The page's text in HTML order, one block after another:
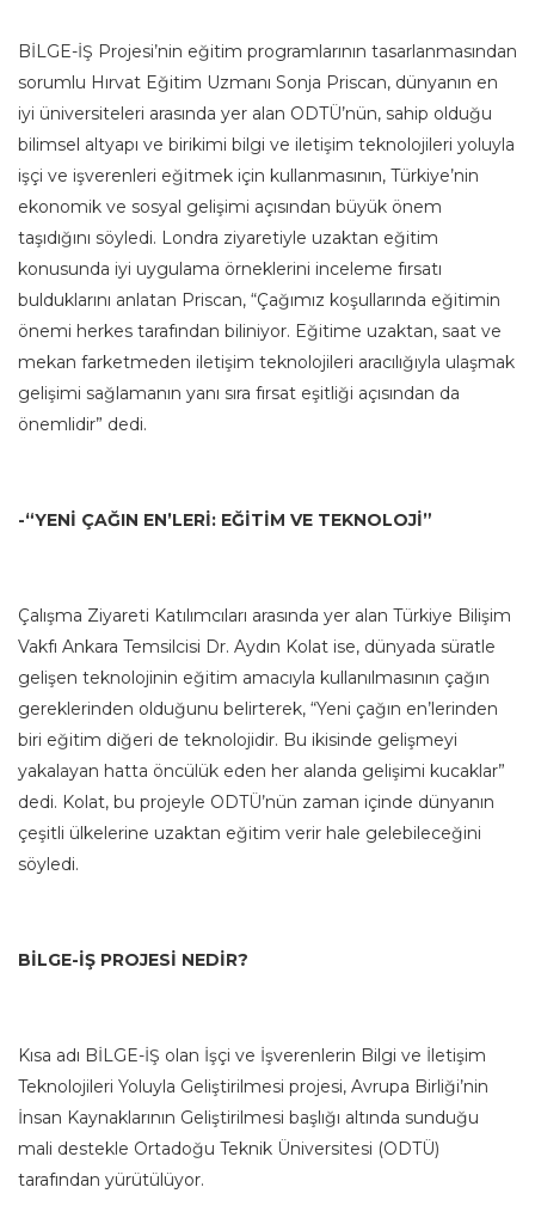
BİLGE-İŞ Projesi’nin eğitim programlarının tasarlanmasından
sorumlu Hırvat Eğitim Uzmanı Sonja Priscan, dünyanın en
iyi üniversiteleri arasında yer alan ODTÜ’nün, sahip olduğu
bilimsel altyapı ve birikimi bilgi ve iletişim teknolojileri yoluyla
işçi ve işverenleri eğitmek için kullanmasının, Türkiye’nin
ekonomik ve sosyal gelişimi açısından büyük önem
taşıdığını söyledi. Londra ziyaretiyle uzaktan eğitim
konusunda iyi uygulama örneklerini inceleme fırsatı
bulduklarını anlatan Priscan, “Çağımız koşullarında eğitimin
önemi herkes tarafından biliniyor. Eğitime uzaktan, saat ve
mekan farketmeden iletişim teknolojileri aracılığıyla ulaşmak
gelişimi sağlamanın yanı sıra fırsat eşitliği açısından da
önemlidir” dedi.
-“YENİ ÇAĞIN EN’LERİ: EĞİTİM VE TEKNOLOJİ”
Çalışma Ziyareti Katılımcıları arasında yer alan Türkiye Bilişim
Vakfı Ankara Temsilcisi Dr. Aydın Kolat ise, dünyada süratle
gelişen teknolojinin eğitim amacıyla kullanılmasının çağın
gereklerinden olduğunu belirterek, “Yeni çağın en’lerinden
biri eğitim diğeri de teknolojidir. Bu ikisinde gelişmeyi
yakalayan hatta öncülük eden her alanda gelişimi kucaklar”
dedi. Kolat, bu projeyle ODTÜ’nün zaman içinde dünyanın
çeşitli ülkelerine uzaktan eğitim verir hale gelebileceğini
söyledi.
BİLGE-İŞ PROJESİ NEDİR?
Kısa adı BİLGE-İŞ olan İşçi ve İşverenlerin Bilgi ve İletişim
Teknolojileri Yoluyla Geliştirilmesi projesi, Avrupa Birliği’nin
İnsan Kaynaklarının Geliştirilmesi başlığı altında sunduğu
mali destekle Ortadoğu Teknik Üniversitesi (ODTÜ)
tarafından yürütülüyor.